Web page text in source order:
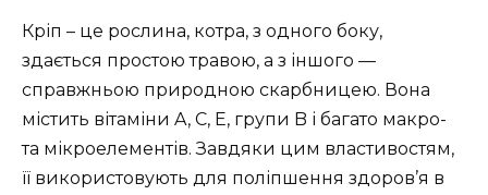
Кріп – це рослина, котра, з одного боку,
здається простою травою, а з іншого —
справжньою природною скарбницею. Вона
містить вітаміни A, C, E, групи B і багато макро-
та мікроелементів. Завдяки цим властивостям,
її використовують для поліпшення здоров’я в